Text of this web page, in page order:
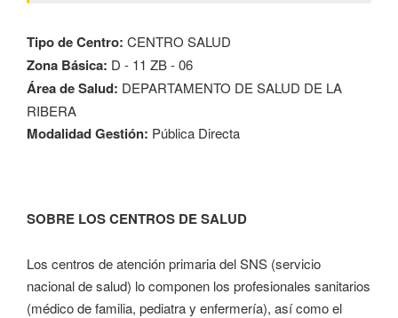
Tipo de Centro: CENTRO SALUD
Zona Básica: D - 11 ZB - 06
Área de Salud: DEPARTAMENTO DE SALUD DE LA
RIBERA
Modalidad Gestión: Pública Directa
SOBRE LOS CENTROS DE SALUD
Los centros de atención primaria del SNS (servicio
nacional de salud) lo componen los profesionales sanitarios
(médico de familia, pediatra y enfermería), así como el